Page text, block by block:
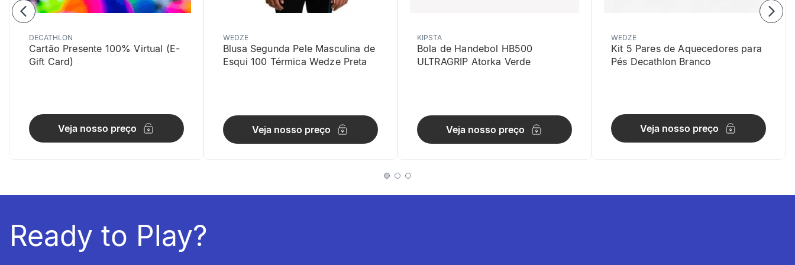
Impressões:cruciforme n°2, n°3 / plano 5mm, 6 mm / Torx 20
DECATHLON
Cartão Presente 100% Virtual (E-
Gift Card)
Veja nosso preço
WEDZE
Blusa Segunda Pele Masculina de
Esqui 100 Térmica Wedze Preta
Veja nosso preço
KIPSTA
Bola de Handebol HB500
ULTRAGRIP Atorka Verde
Veja nosso preço
WEDZE
Kit 5 Pares de Aquecedores para
Pés Decathlon Branco
Veja nosso preço
Ready to Play?